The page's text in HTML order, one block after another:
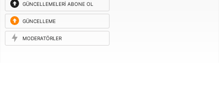
GÜNCELLEMELERI ABONE OL
GÜNCELLEME
ISTEĞI
MODERATÖRLER